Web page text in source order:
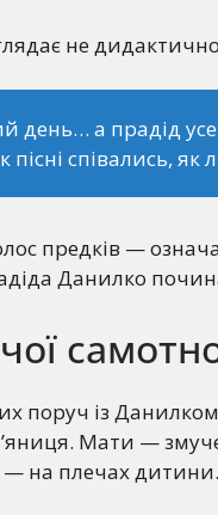
не
день… а прадід
пісні співались,
предків —
Данилко
поруч із
Мати —
— на плечах дитини.